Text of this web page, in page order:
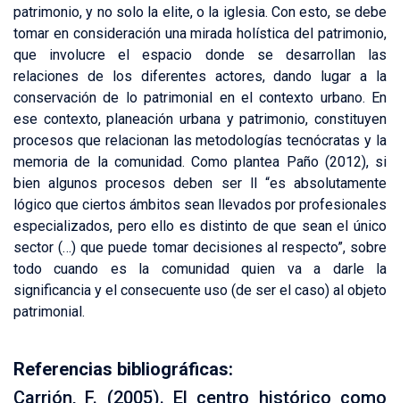
patrimonio, y no solo la elite, o la iglesia. Con esto, se debe
tomar en consideración una mirada holística del patrimonio,
que involucre el espacio donde se desarrollan las
relaciones de los diferentes actores, dando lugar a la
conservación de lo patrimonial en el contexto urbano. En
ese contexto, planeación urbana y patrimonio, constituyen
procesos que relacionan las metodologías tecnócratas y la
memoria de la comunidad. Como plantea Paño (2012), si
bien algunos procesos deben ser ll “es absolutamente
lógico que ciertos ámbitos sean llevados por profesionales
especializados, pero ello es distinto de que sean el único
sector (…) que puede tomar decisiones al respecto”, sobre
todo cuando es la comunidad quien va a darle la
significancia y el consecuente uso (de ser el caso) al objeto
patrimonial.
Referencias bibliográficas:
Carrión, F. (2005). El centro histórico como